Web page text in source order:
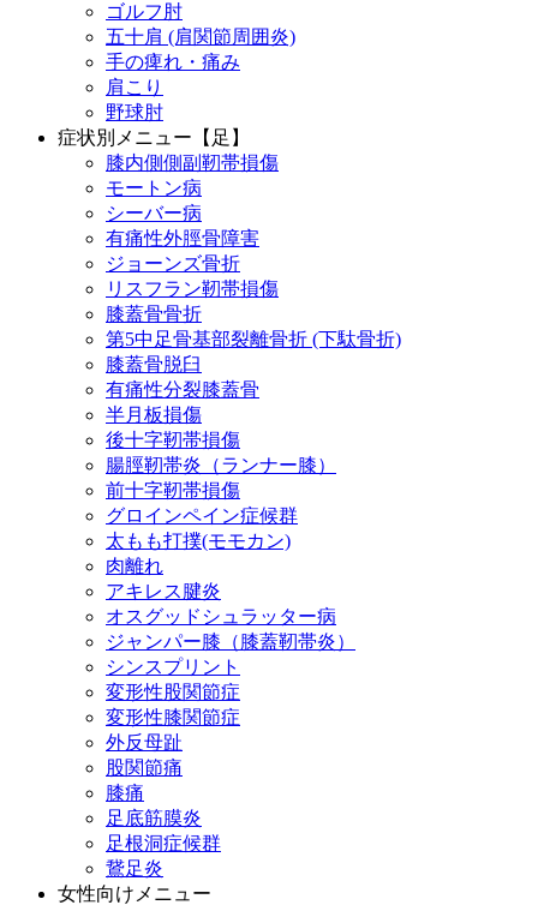
ゴルフ肘
五十肩 (肩関節周囲炎)
手の痺れ・痛み
肩こり
野球肘
症状別メニュー【足】
膝内側側副靭帯損傷
モートン病
シーバー病
有痛性外脛骨障害
ジョーンズ骨折
リスフラン靭帯損傷
膝蓋骨骨折
第5中足骨基部裂離骨折 (下駄骨折)
膝蓋骨脱臼
有痛性分裂膝蓋骨
半月板損傷
後十字靭帯損傷
腸脛靭帯炎（ランナー膝）
前十字靭帯損傷
グロインペイン症候群
太もも打撲(モモカン)
肉離れ
アキレス腱炎
オスグッドシュラッター病
ジャンパー膝（膝蓋靭帯炎）
シンスプリント
変形性股関節症
変形性膝関節症
外反母趾
股関節痛
膝痛
足底筋膜炎
足根洞症候群
鵞足炎
女性向けメニュー